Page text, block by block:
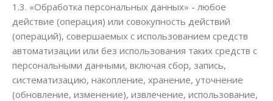
1.3. «Обработка персональных данных» - любое
действие (операция) или совокупность действий
(операций), совершаемых с использованием средств
автоматизации или без использования таких средств с
персональными данными, включая сбор, запись,
систематизацию, накопление, хранение, уточнение
(обновление, изменение), извлечение, использование,